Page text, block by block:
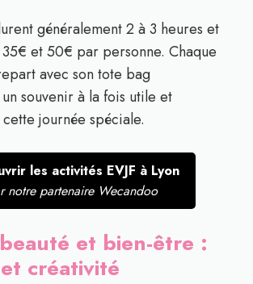
généralement 2 à 3 heures et
et 50€ par personne. Chaque
avec son tote bag
souvenir à la fois utile et
journée spéciale.
les activités EVJF à Lyon
notre partenaire Wecandoo
et bien-être :
créativité